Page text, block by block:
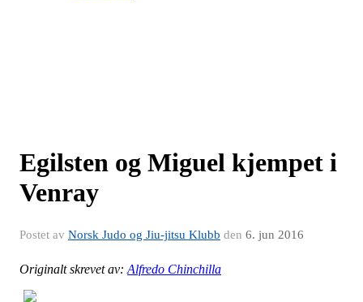
Egilsten og Miguel kjempet i
Venray
Postet av Norsk Judo og Jiu-jitsu Klubb den 6. jun 2016
Originalt skrevet av: Alfredo Chinchilla